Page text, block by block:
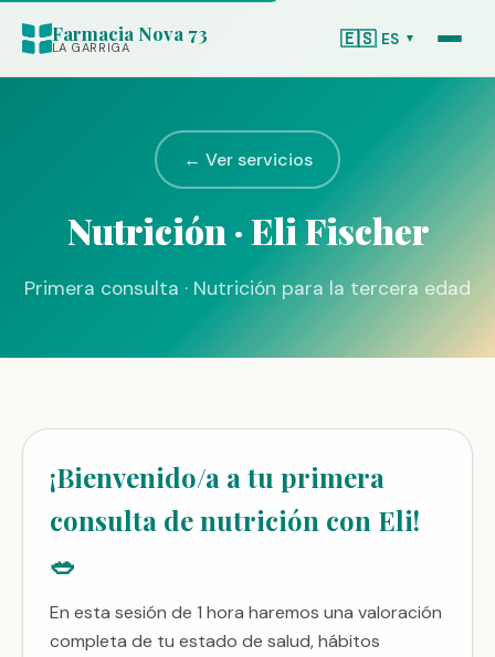
Farmacia Nova 73
LA GARRIGA 🇪🇸 ES ▼
← Ver servicios
Nutrición · Eli Fischer
Primera consulta · Nutrición para la tercera edad
¡Bienvenido/a a tu primera
consulta de nutrición con Eli!
🥗
En esta sesión de 1 hora haremos una valoración
completa de tu estado de salud, hábitos